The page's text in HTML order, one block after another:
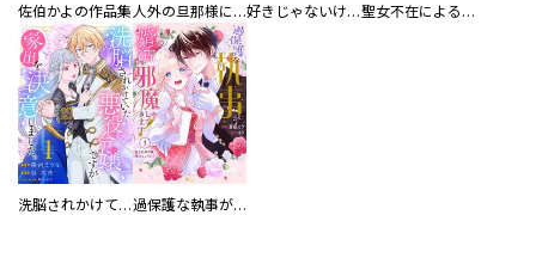
佐伯かよの作品集 人外の旦那様に娶られ毎晩ナカまで愛される…。アンソロジー 好きじゃないけど、抱いてください【電子単行本版／特典おまけ付き】 聖女不在による仮初め婚なのに、不器用な王太子に溺愛されています【電子単行本版／特典おまけ付き】
洗脳されかけていた悪役令嬢ですが家出を決意しました。【電子単行本版／特典おまけ付き】 過保護な執事が私の婚活を邪魔してきます！ 分冊版